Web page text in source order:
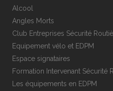
Alcool
Angles Morts
Club Entreprises Sécurité
Equipement vélo et EDPM
Espace signataires
Formation Intervenant Sécurité
Les équipements en EDPM